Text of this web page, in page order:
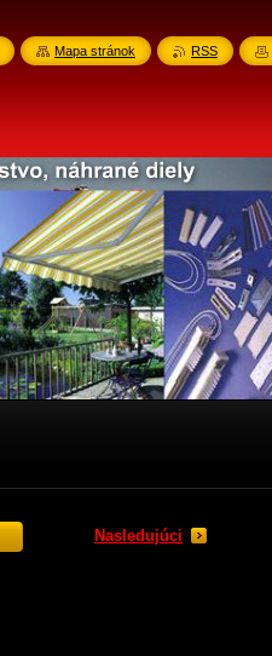
Nasledujúci
Mapa stránok RSS